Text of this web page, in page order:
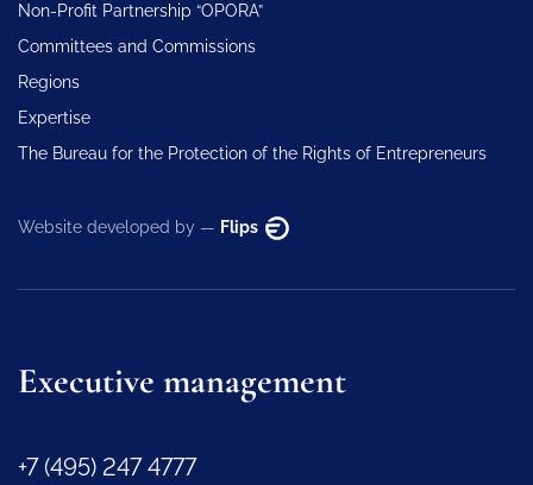
Non-Profit Partnership “OPORA”
Committees and Commissions
Regions
Expertise
The Bureau for the Protection of the Rights of Entrepreneurs
Website developed by — Flips
Executive management
+7 (495) 247 4777